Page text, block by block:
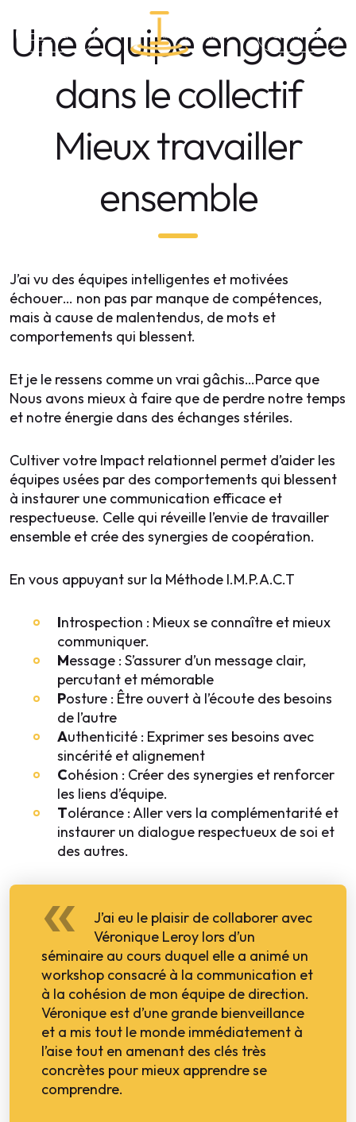
MENU CONTACTS
Une équipe engagée
dans le collectif
Mieux travailler
ensemble
J’ai vu des équipes intelligentes et motivées
échouer… non pas par manque de compétences,
mais à cause de malentendus, de mots et
comportements qui blessent.
Et je le ressens comme un vrai gâchis…Parce que
Nous avons mieux à faire que de perdre notre temps
et notre énergie dans des échanges stériles.
Cultiver votre Impact relationnel permet d’aider les
équipes usées par des comportements qui blessent
à instaurer une communication efficace et
respectueuse. Celle qui réveille l’envie de travailler
ensemble et crée des synergies de coopération.
En vous appuyant sur la Méthode I.M.P.A.C.T
Introspection : Mieux se connaître et mieux
communiquer.
Message : S’assurer d’un message clair,
percutant et mémorable
Posture : Être ouvert à l’écoute des besoins
de l’autre
Authenticité : Exprimer ses besoins avec
sincérité et alignement
Cohésion : Créer des synergies et renforcer
les liens d’équipe.
Tolérance : Aller vers la complémentarité et
instaurer un dialogue respectueux de soi et
des autres.
J’ai eu le plaisir de collaborer avec
Véronique Leroy lors d’un
séminaire au cours duquel elle a animé un
workshop consacré à la communication et
à la cohésion de mon équipe de direction.
Véronique est d’une grande bienveillance
et a mis tout le monde immédiatement à
l’aise tout en amenant des clés très
concrètes pour mieux apprendre se
comprendre.